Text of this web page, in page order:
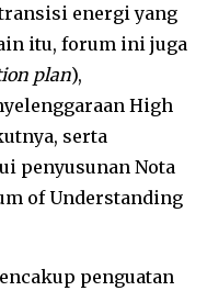
energi yang
itu, forum ini juga
plan),
High
serta
penyusunan Nota
of Understanding
penguatan